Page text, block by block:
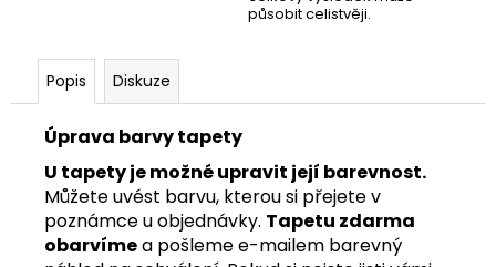
působit celistvěji.
Popis Diskuze
Úprava barvy tapety
U tapety je možné upravit její barevnost.
Můžete uvést barvu, kterou si přejete v
poznámce u objednávky. Tapetu zdarma
obarvímea pošleme e-mailem barevný